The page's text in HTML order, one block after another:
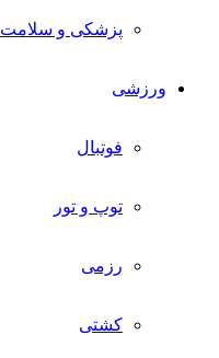
پزشکی و سلامت
ورزشی
فوتبال
توپ و تور
رزمی
کشتی